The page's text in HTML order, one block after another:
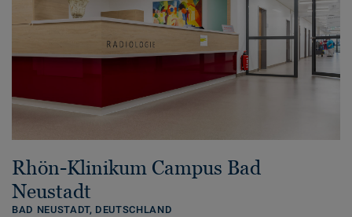
Rhön-Klinikum Campus Bad
Neustadt
BAD NEUSTADT, DEUTSCHLAND